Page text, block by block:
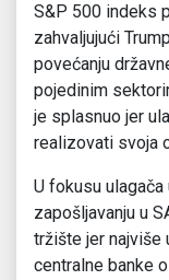
S&P 500 indeks
zahvaljujući
povećanju
pojedinim
je splasnuo jer
realizovati svoja
U fokusu
zapošljavanju u
tržište jer najviše
centralne banke